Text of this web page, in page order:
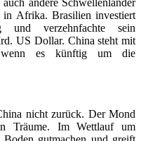
Afrika. Brasilien investiert
und verzehnfachte sein
US Dollar. China steht mit
es künftig um die
nicht zurück. Der Mond
Träume. Im Wettlauf um